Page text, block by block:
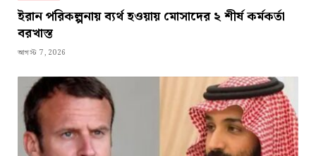
ইরান পরিকল্পনায় ব্যর্থ হওয়ায় মোসাদের ২ শীর্ষ কর্মকর্তা
বরখাস্ত
আগস্ট 7, 2026